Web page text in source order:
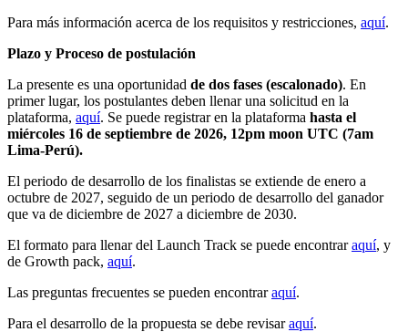
Para más información acerca de los requisitos y restricciones, aquí.
Plazo y Proceso de postulación
La presente es una oportunidad de dos fases (escalonado). En
primer lugar, los postulantes deben llenar una solicitud en la
plataforma, aquí. Se puede registrar en la plataforma hasta el
miércoles 16 de septiembre de 2026, 12pm moon UTC (7am
Lima-Perú).
El periodo de desarrollo de los finalistas se extiende de enero a
octubre de 2027, seguido de un periodo de desarrollo del ganador
que va de diciembre de 2027 a diciembre de 2030.
El formato para llenar del Launch Track se puede encontraraquí, y
de Growth pack, aquí.
Las preguntas frecuentes se pueden encontraraquí.
Para el desarrollo de la propuesta se debe revisaraquí.